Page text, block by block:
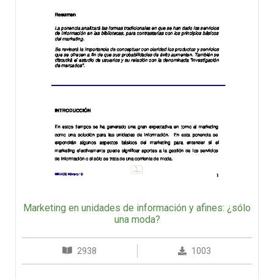
Marketing en unidades de información y afines: ¿sólo
una moda?
2938 1003